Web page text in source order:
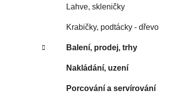
Lahve, skleničky
Krabičky, podtácky - dřevo
Balení, prodej, trhy
Nakládání, uzení
Porcování a servírování